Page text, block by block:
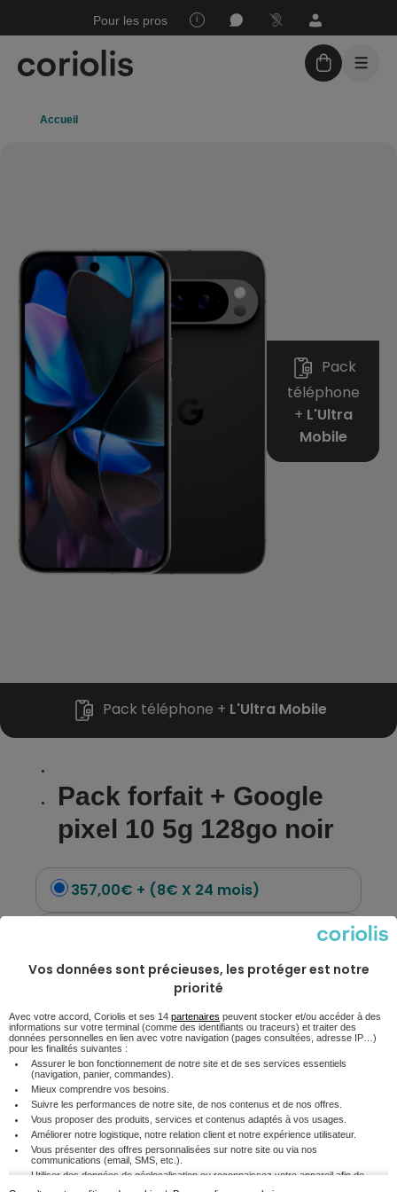
Pour les pros Assistance
conseiller
Espace
sourds
Client
Nos boutiques
Accueil
Pack
téléphone
+ L'Ultra
Mobile
Pack téléphone + L'Ultra Mobile
Pack forfait + Google
pixel 10 5g 128go noir
357,00€ + (8€ X 24 mois)
L'Ultra Mobile
Choisissez le forfait qu'il vous faut
L'Essentiel Mobile 12 €99
/mois
Le Maxi Mobile
250 Go
19 €99
/mois
L'Ultra Mobile 34 €99
Vos données sont précieuses, les protéger est notre
priorité
Avec votre accord, Coriolis et ses 14 partenaires peuvent stocker et/ou accéder à des
informations sur votre terminal (comme des identifiants ou traceurs) et traiter des
données personnelles en lien avec votre navigation (pages consultées, adresse IP…)
pour les finalités suivantes :
Assurer le bon fonctionnement de notre site et de ses services essentiels
(navigation, panier, commandes).
Mieux comprendre vos besoins.
Suivre les performances de notre site, de nos contenus et de nos offres.
Vous proposer des produits, services et contenus adaptés à vos usages.
Améliorer notre logistique, notre relation client et notre expérience utilisateur.
Vous présenter des offres personnalisées sur notre site ou via nos
communications (email, SMS, etc.).
Utiliser des données de géolocalisation ou reconnaissez votre appareil afin de